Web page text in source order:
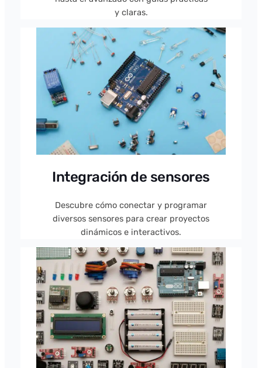
y claras.
Integración de sensores
Descubre cómo conectar y programar
diversos sensores para crear proyectos
dinámicos e interactivos.